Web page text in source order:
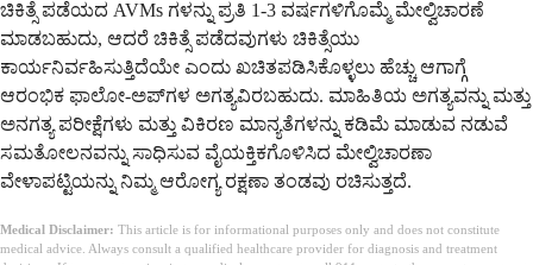
ಚಿಕಿತ್ಸೆ ಪಡೆಯದ AVMs ಗಳನ್ನು ಪ್ರತಿ 1-3 ವರ್ಷಗಳಿಗೊಮ್ಮೆ ಮೇಲ್ವಿಚಾರಣೆ
ಮಾಡಬಹುದು, ಆದರೆ ಚಿಕಿತ್ಸೆ ಪಡೆದವುಗಳು ಚಿಕಿತ್ಸೆಯು
ಕಾರ್ಯನಿರ್ವಹಿಸುತ್ತಿದೆಯೇ ಎಂದು ಖಚಿತಪಡಿಸಿಕೊಳ್ಳಲು ಹೆಚ್ಚು ಆಗಾಗ್ಗೆ
ಆರಂಭಿಕ ಫಾಲೋ-ಅಪ್‌ಗಳ ಅಗತ್ಯವಿರಬಹುದು. ಮಾಹಿತಿಯ ಅಗತ್ಯವನ್ನು ಮತ್ತು
ಅನಗತ್ಯ ಪರೀಕ್ಷೆಗಳು ಮತ್ತು ವಿಕಿರಣ ಮಾನ್ಯತೆಗಳನ್ನು ಕಡಿಮೆ ಮಾಡುವ ನಡುವೆ
ಸಮತೋಲನವನ್ನು ಸಾಧಿಸುವ ವೈಯಕ್ತಿಕಗೊಳಿಸಿದ ಮೇಲ್ವಿಚಾರಣಾ
ವೇಳಾಪಟ್ಟಿಯನ್ನು ನಿಮ್ಮ ಆರೋಗ್ಯ ರಕ್ಷಣಾ ತಂಡವು ರಚಿಸುತ್ತದೆ.
Medical Disclaimer: This article is for informational purposes only and does not constitute
medical advice. Always consult a qualified healthcare provider for diagnosis and treatment